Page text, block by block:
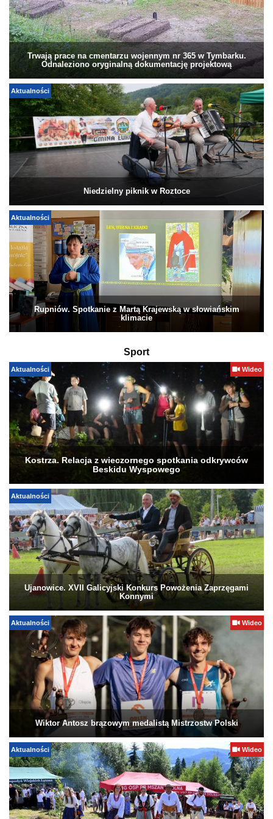
Trwają prace na cmentarzu wojennym nr 365 w Tymbarku.
Odnaleziono oryginalną dokumentację projektową
Aktualności
Niedzielny piknik w Roztoce
Aktualności
Rupniów. Spotkanie z Martą Krajewską w słowiańskim
klimacie
Sport
Aktualności Wideo
Kostrza. Relacja z wieczornego spotkania odkrywców
Beskidu Wyspowego
Aktualności
Ujanowice. XVII Galicyjski Konkurs Powożenia Zaprzęgami
Konnymi
Aktualności Wideo
Wiktor Antosz brązowym medalistą Mistrzostw Polski
Aktualności Wideo